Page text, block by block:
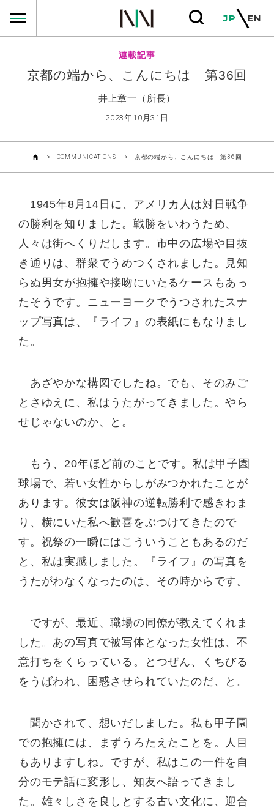
JP EN
COMMUNICATIONS
連載記事
京都の端から、こんにちは 第36回
井上章一（所長）
2023年10月31日
COMMUNICATIONS 京都の端から、こんにちは 第36回
1945年8月14日に、アメリカ人は対日戦争
の勝利を知りました。戦勝をいわうため、
人々は街へくりだします。市中の広場や目抜
き通りは、群衆でうめつくされました。見知
らぬ男女が抱擁や接吻にいたるケースもあっ
たそうです。ニューヨークでうつされたスナ
ップ写真は、『ライフ』の表紙にもなりまし
た。
あざやかな構図でしたね。でも、そのみご
とさゆえに、私はうたがってきました。やら
せじゃないのか、と。
もう、20年ほど前のことです。私は甲子園
球場で、若い女性からしがみつかれたことが
あります。彼女は阪神の逆転勝利で感きわま
り、横にいた私へ歓喜をぶつけてきたので
す。祝祭の一瞬にはこういうこともあるのだ
と、私は実感しました。『ライフ』の写真を
うたがわなくなったのは、その時からです。
ですが、最近、職場の同僚が教えてくれま
した。あの写真で被写体となった女性は、不
意打ちをくらっている。とつぜん、くちびる
をうばわれ、困惑させられていたのだ、と。
聞かされて、想いだしました。私も甲子園
での抱擁には、まずうろたえたことを。人目
もありますしね。ですが、私はこの一件を自
分のモテ話に変形し、知友へ語ってきまし
た。雄々しさを良しとする古い文化に、迎合